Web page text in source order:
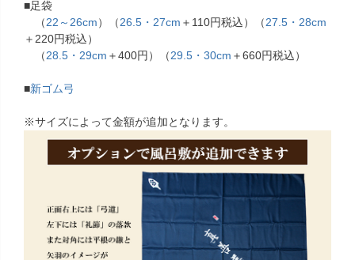
■足袋
（22～26cm）（26.5・27cm ＋110円税込）（27.5・28cm
＋220円税込）
（28.5・29cm ＋400円）（29.5・30cm ＋660円税込）
■新ゴム弓
※サイズによって金額が追加となります。